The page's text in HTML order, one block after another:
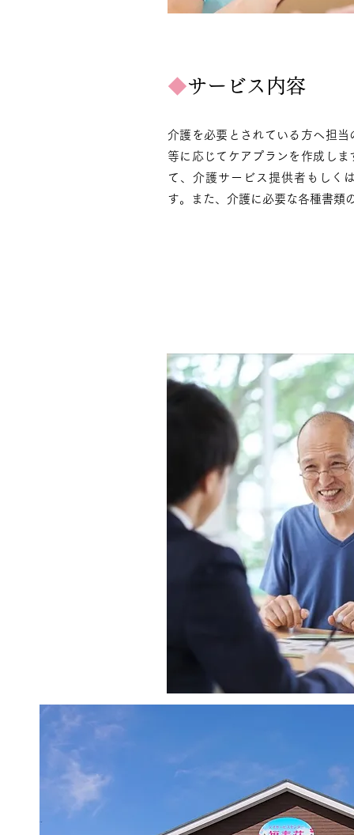
◆サービス内容
介護を必要とされている方へ担
等に応じてケアプランを作成し
て、介護サービス提供者もしく
す。また、介護に必要な各種書類